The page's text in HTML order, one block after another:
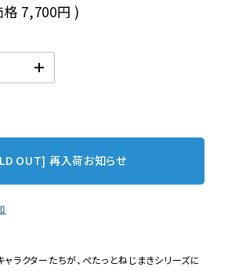
格 7,700円 )
OUT] 再入荷お知らせ
ャラクターたちが、ぺたっとねじまきシリーズに